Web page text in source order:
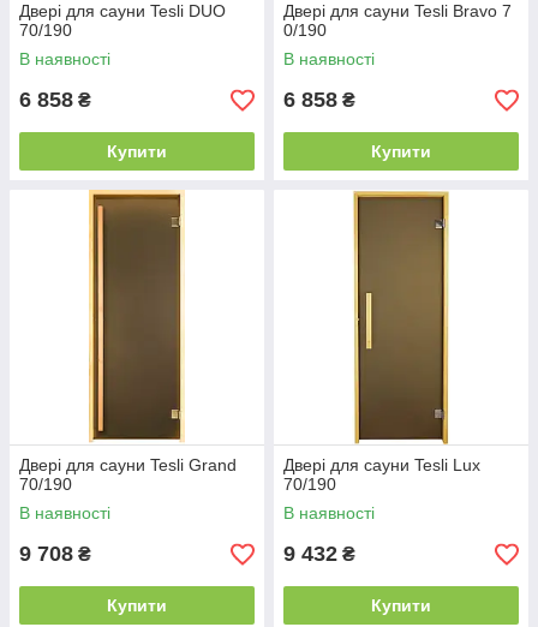
Двері для сауни Tesli DUO
70/190
В наявності
6 858 ₴
Купити
Двері для сауни Tesli Bravo 7
0/190
В наявності
6 858 ₴
Купити
Двері для сауни Tesli Grand
70/190
В наявності
9 708 ₴
Купити
Двері для сауни Tesli Lux
70/190
В наявності
9 432 ₴
Купити